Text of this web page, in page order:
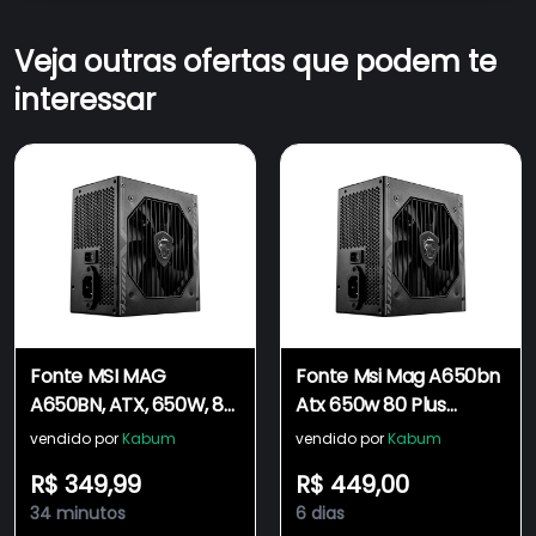
Veja outras ofertas que podem te
interessar
Fonte MSI MAG
A650BN, ATX, 650W, 80
PLUS Bronze, PFC Ativo,
306-7ZP2B22-CE0
vendido porKabum
R$ 349,99
34 minutos
Fonte Msi Mag A650bn
Atx 650w 80 Plus
Bronze Pfc Ativo Preto
vendido porKabum
R$ 449,00
6 dias